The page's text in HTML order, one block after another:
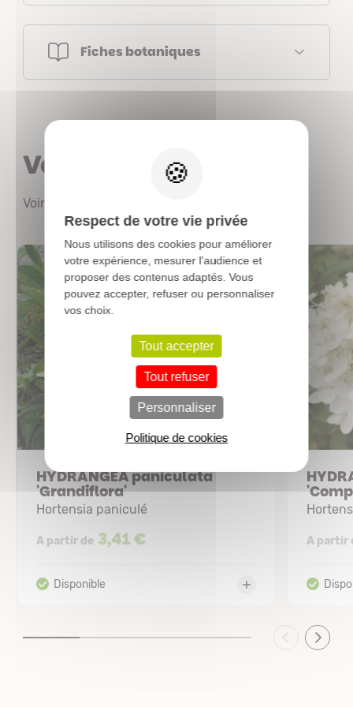
Fiches botaniques
Vous aimerez aussi
Voir les autres produits
HYDRANGEA paniculata
'Grandiflora'
Hortensia paniculé
A partir de 3,41 € A partir
Respect de votre vie privée
Nous utilisons des cookies pour améliorer
votre expérience, mesurer l'audience et
proposer des contenus adaptés. Vous
pouvez accepter, refuser ou personnaliser
vos choix.
Tout accepter
Tout refuser
Personnaliser
Politique de cookies